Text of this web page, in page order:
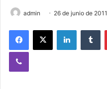
admin 26 de junio de 2011